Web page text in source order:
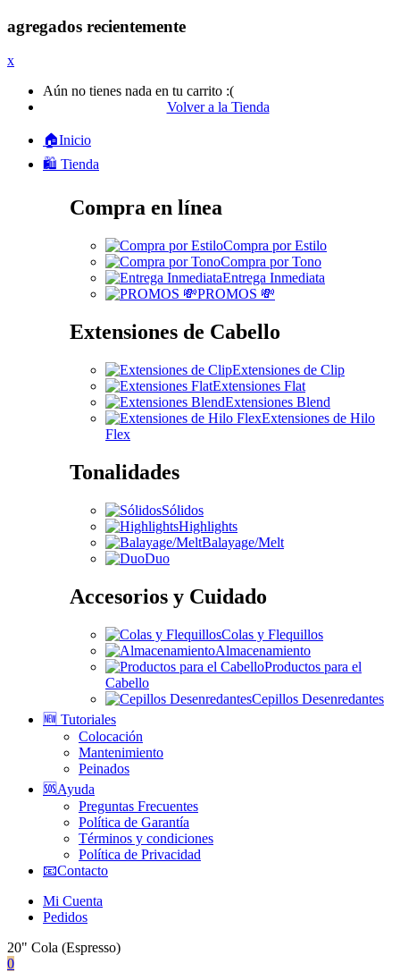
agregados recientemente
x
Aún no tienes nada en tu carrito :(
Volver a la Tienda
🏠Inicio
🛍️ Tienda
Compra en línea
Compra por Estilo
Compra por Tono
Entrega Inmediata
PROMOS 💸
Extensiones de Cabello
Extensiones de Clip
Extensiones Flat
Extensiones Blend
Extensiones de Hilo
Flex
Tonalidades
Sólidos
Highlights
Balayage/Melt
Duo
Accesorios y Cuidado
Colas y Flequillos
Almacenamiento
Productos para el
Cabello
Cepillos Desenredantes
🆕 Tutoriales
Colocación
Mantenimiento
Peinados
🆘Ayuda
Preguntas Frecuentes
Política de Garantía
Términos y condiciones
Política de Privacidad
📧Contacto
Mi Cuenta
Pedidos
20" Cola (Espresso)
0